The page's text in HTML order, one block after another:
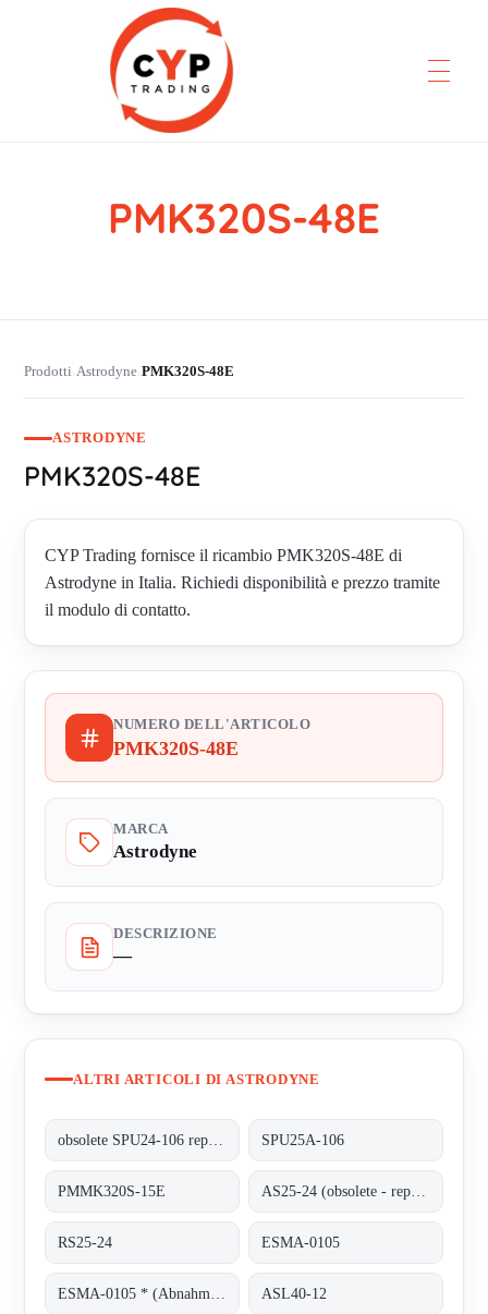
CYP Trading
Professionelle Ersatzteilbeschaffung
PMK320S-48E
Prodotti›Astrodyne›PMK320S-48E
ASTRODYNE
PMK320S-48E
CYP Trading fornisce il ricambio PMK320S-48E di
Astrodyne in Italia. Richiedi disponibilità e prezzo tramite
il modulo di contatto.
NUMERO DELL'ARTICOLO
PMK320S-48E
MARCA
Astrodyne
DESCRIZIONE
—
ALTRI ARTICOLI DI ASTRODYNE
SPU25A-106
PMMK320S-15E
RS25-24 ESMA-0105
ASL40-12